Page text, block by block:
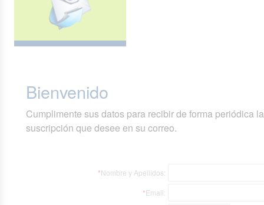
Bienvenido
Cumplimente sus datos para recibir de forma periódica
suscripción que desee en su correo.
*Nombre y Apellidos:
*Email: